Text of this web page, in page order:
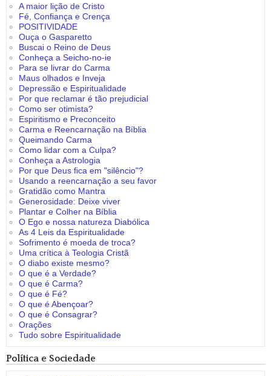
A maior lição de Cristo
Fé, Confiança e Crença
POSITIVIDADE
Ouça o Gasparetto
Buscai o Reino de Deus
Conheça a Seicho-no-ie
Para se livrar do Carma
Maus olhados e Inveja
Depressão e Espiritualidade
Por que reclamar é tão prejudicial
Como ser otimista?
Espiritismo e Preconceito
Carma e Reencarnação na Bíblia
Queimando Carma
Como lidar com a Culpa?
Conheça a Astrologia
Por que Deus fica em "silêncio"?
Usando a reencarnação a seu favor
Gratidão como Mantra
Generosidade: Deixe viver
Plantar e Colher na Bíblia
O Ego e nossa natureza Diabólica
As 4 Leis da Espiritualidade
Sofrimento é moeda de troca?
Uma crítica à Teologia Cristã
O diabo existe mesmo?
O que é a Verdade?
O que é Carma?
O que é Fé?
O que é Abençoar?
O que é Consagrar?
Orações
Tudo sobre Espiritualidade
Política e Sociedade